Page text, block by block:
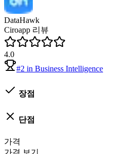
DataHawk
Ciroapp 리뷰
4.0
#2 in Business Intelligence
장점
단점
가격
가격 보기